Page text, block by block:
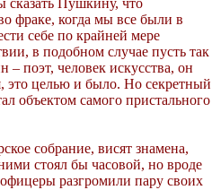
фраке, когда мы все были в
себе по крайней мере
в подобном случае пусть так
поэт, человек искусства, он
это целью и было. Но секретный
объектом самого пристального
собрание, висят знамена,
стоял бы часовой, но вроде
разгромили пару своих